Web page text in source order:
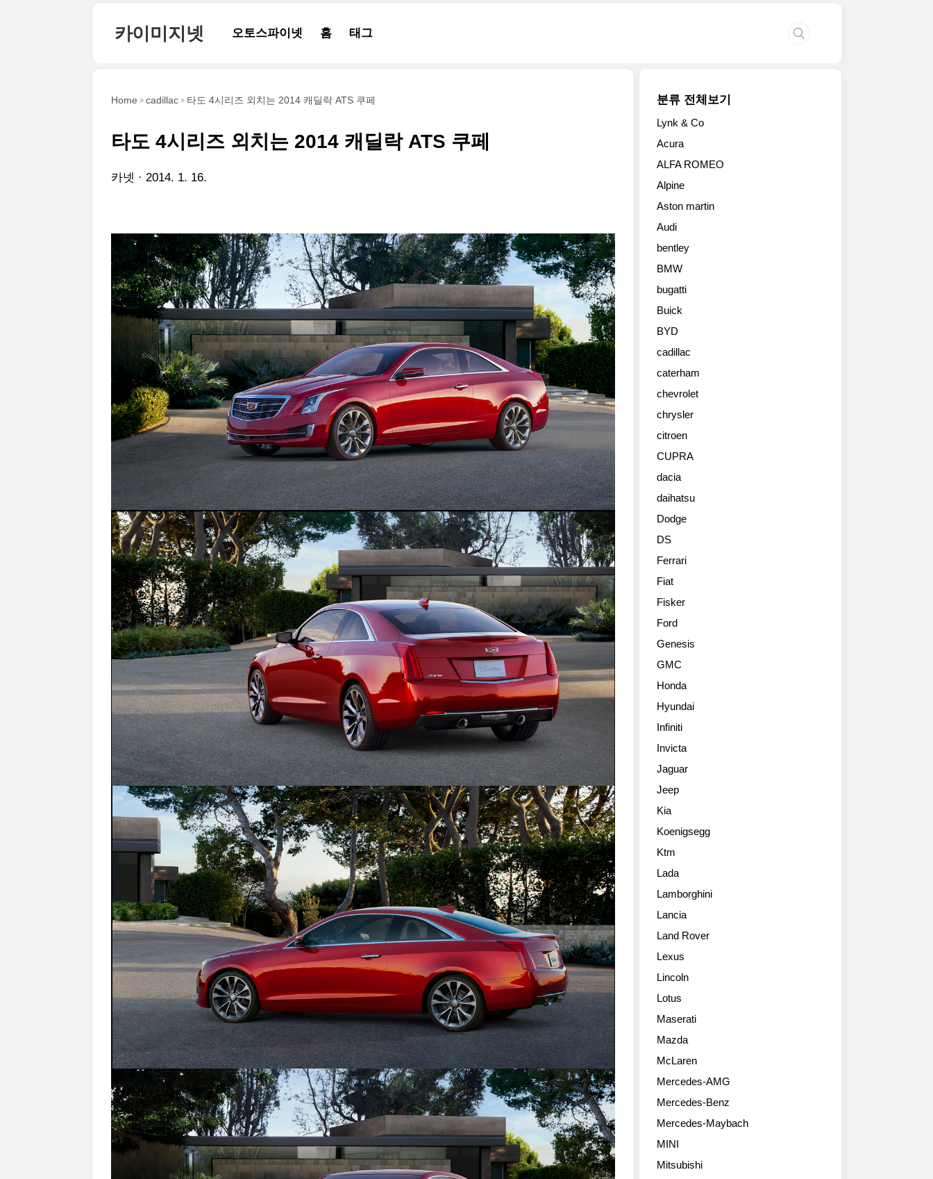
카이미지넷 오토스파이넷 홈 태그
Home cadillac 타도 4시리즈 외치는 2014 캐딜락 ATS 쿠페
타도 4시리즈 외치는 2014 캐딜락 ATS 쿠페
카넷 2014. 1. 16.
분류 전체보기
Lynk & Co
Acura
ALFA ROMEO
Alpine
Aston martin
Audi
bentley
BMW
bugatti
Buick
BYD
cadillac
caterham
chevrolet
chrysler
citroen
CUPRA
dacia
daihatsu
Dodge
DS
Ferrari
Fiat
Fisker
Ford
Genesis
GMC
Honda
Hyundai
Infiniti
Invicta
Jaguar
Jeep
Kia
Koenigsegg
Ktm
Lada
Lamborghini
Lancia
Land Rover
Lexus
Lincoln
Lotus
Maserati
Mazda
McLaren
Mercedes-AMG
Mercedes-Benz
Mercedes-Maybach
MINI
Mitsubishi